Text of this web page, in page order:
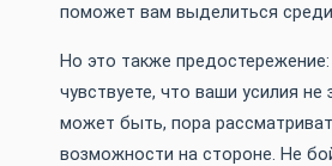
поможет вам выделиться среди
Но это также
чувствуете, что ваши усилия не
может быть, пора
возможности на стороне. Не